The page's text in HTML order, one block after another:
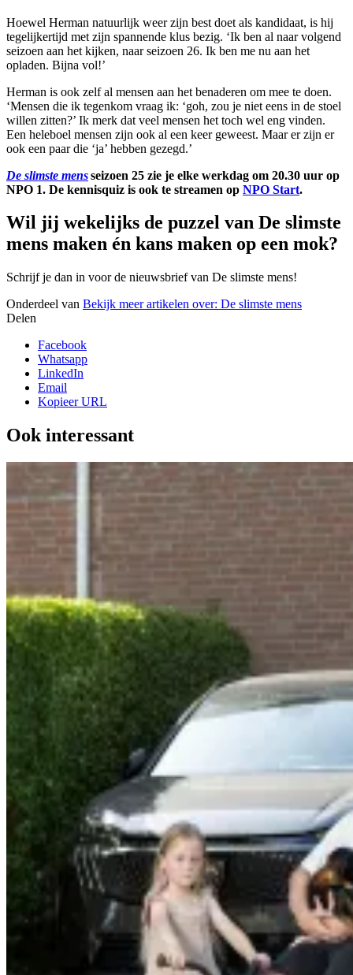
Hoewel Herman natuurlijk weer zijn best doet als kandidaat, is hij
tegelijkertijd met zijn spannende klus bezig. ‘Ik ben al naar volgend
seizoen aan het kijken, naar seizoen 26. Ik ben me nu aan het
opladen. Bijna vol!’
Herman is ook zelf al mensen aan het benaderen om mee te doen.
‘Mensen die ik tegenkom vraag ik: ‘goh, zou je niet eens in de stoel
willen zitten?’ Ik merk dat veel mensen het toch wel eng vinden.
Een heleboel mensen zijn ook al een keer geweest. Maar er zijn er
ook een paar die ‘ja’ hebben gezegd.’
De slimste mensseizoen 25 zie je elke werkdag om 20.30 uur op
NPO 1. De kennisquiz is ook te streamen op NPO Start.
Wil jij wekelijks de puzzel van De slimste
mens maken én kans maken op een mok?
Schrijf je dan in voor de nieuwsbrief van De slimste mens!
Onderdeel van Bekijk meer artikelen over: De slimste mens
Delen
Facebook
Whatsapp
LinkedIn
Email
Kopieer URL
Ook interessant